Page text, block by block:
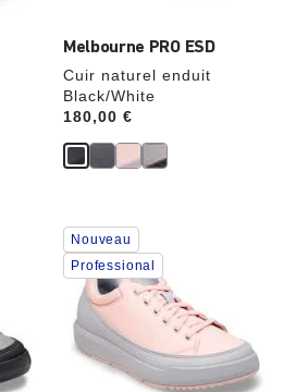
Melbourne PRO ESD
Cuir naturel enduit
Black/White
Price:
180,00 €
Cliquer
sur
les
échantillons
couleurs
modifiera
l’image
Nouveau
Professional